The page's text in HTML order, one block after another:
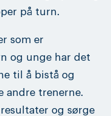
på turn.
som er
og unge har det
til å bistå og
andre trenerne.
og sørge